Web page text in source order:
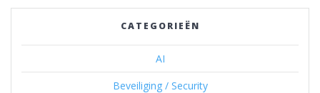
CATEGORIEËN
AI
Beveiliging / Security